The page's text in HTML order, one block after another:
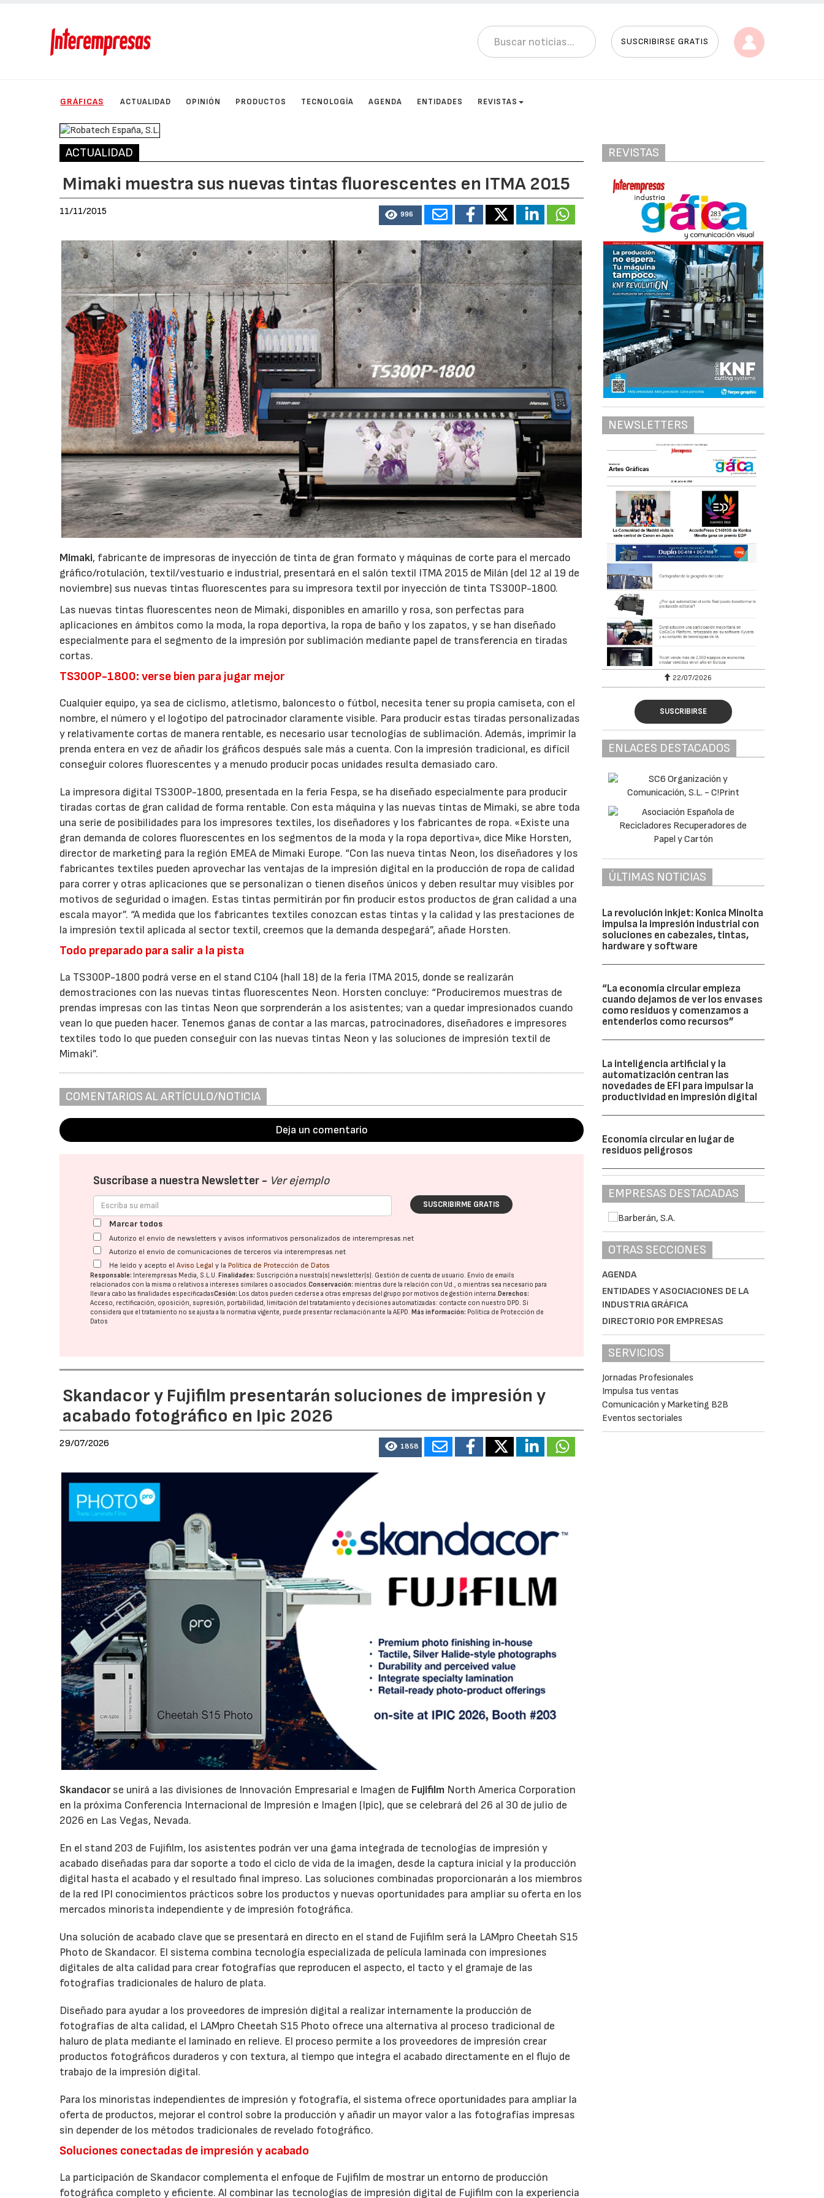
SUSCRIBIRSE GRATIS
GRÁFICAS ACTUALIDAD OPINIÓN PRODUCTOS TECNOLOGÍA AGENDA ENTIDADES REVISTAS
ACTUALIDAD
Mimaki muestra sus nuevas tintas fluorescentes en ITMA 2015
11/11/2015 996
Mimaki, fabricante de impresoras de inyección de tinta de gran formato y máquinas de corte para el mercado
gráfico/rotulación, textil/vestuario e industrial, presentará en el salón textil ITMA 2015 de Milán (del 12 al 19 de
noviembre) sus nuevas tintas fluorescentes para su impresora textil por inyección de tinta TS300P-1800.
Las nuevas tintas fluorescentes neon de Mimaki, disponibles en amarillo y rosa, son perfectas para
aplicaciones en ámbitos como la moda, la ropa deportiva, la ropa de baño y los zapatos, y se han diseñado
especialmente para el segmento de la impresión por sublimación mediante papel de transferencia en tiradas
cortas.
TS300P-1800: verse bien para jugar mejor
Cualquier equipo, ya sea de ciclismo, atletismo, baloncesto o fútbol, necesita tener su propia camiseta, con el
nombre, el número y el logotipo del patrocinador claramente visible. Para producir estas tiradas personalizadas
y relativamente cortas de manera rentable, es necesario usar tecnologías de sublimación. Además, imprimir la
prenda entera en vez de añadir los gráficos después sale más a cuenta. Con la impresión tradicional, es difícil
conseguir colores fluorescentes y a menudo producir pocas unidades resulta demasiado caro.
La impresora digital TS300P-1800, presentada en la feria Fespa, se ha diseñado especialmente para producir
tiradas cortas de gran calidad de forma rentable. Con esta máquina y las nuevas tintas de Mimaki, se abre toda
una serie de posibilidades para los impresores textiles, los diseñadores y los fabricantes de ropa. «Existe una
gran demanda de colores fluorescentes en los segmentos de la moda y la ropa deportiva», dice Mike Horsten,
director de marketing para la región EMEA de Mimaki Europe. “Con las nueva tintas Neon, los diseñadores y los
fabricantes textiles pueden aprovechar las ventajas de la impresión digital en la producción de ropa de calidad
para correr y otras aplicaciones que se personalizan o tienen diseños únicos y deben resultar muy visibles por
motivos de seguridad o imagen. Estas tintas permitirán por fin producir estos productos de gran calidad a una
escala mayor”. “A medida que los fabricantes textiles conozcan estas tintas y la calidad y las prestaciones de
la impresión textil aplicada al sector textil, creemos que la demanda despegará”, añade Horsten.
Todo preparado para salir a la pista
La TS300P-1800 podrá verse en el stand C104 (hall 18) de la feria ITMA 2015, donde se realizarán
demostraciones con las nuevas tintas fluorescentes Neon. Horsten concluye: “Produciremos muestras de
prendas impresas con las tintas Neon que sorprenderán a los asistentes; van a quedar impresionados cuando
vean lo que pueden hacer. Tenemos ganas de contar a las marcas, patrocinadores, diseñadores e impresores
textiles todo lo que pueden conseguir con las nuevas tintas Neon y las soluciones de impresión textil de
Mimaki”.
COMENTARIOS AL ARTÍCULO/NOTICIA
Deja un comentario
Suscríbase a nuestra Newsletter - Ver ejemplo
SUSCRIBIRME GRATIS
Marcar todos
Autorizo el envío de newsletters y avisos informativos personalizados de interempresas.net
Autorizo el envío de comunicaciones de terceros vía interempresas.net
He leído y acepto elAviso Legal y la Política de Protección de Datos
Responsable: Interempresas Media, S.L.U.Finalidades: Suscripción a nuestra(s) newsletter(s). Gestión de cuenta de usuario. Envío de emails
relacionados con la misma o relativos a intereses similares o asociados.Conservación: mientras dure la relación con Ud., o mientras sea necesario para
llevar a cabo las finalidades especificadasCesión: Los datos pueden cederse a otras empresas del grupo por motivos de gestión interna.Derechos:
Acceso, rectificación, oposición, supresión, portabilidad, limitación del tratatamiento y decisiones automatizadas: contacte con nuestro DPD. Si
considera que el tratamiento no se ajusta a la normativa vigente, puede presentar reclamación ante laAEPD.Más información: Política de Protección de
Datos
Skandacor y Fujifilm presentarán soluciones de impresión y
acabado fotográfico en Ipic 2026
29/07/2026 1858
Skandacorse unirá a las divisiones de Innovación Empresarial e Imagen de Fujifilm North America Corporation
en la próxima Conferencia Internacional de Impresión e Imagen (Ipic), que se celebrará del 26 al 30 de julio de
2026 en Las Vegas, Nevada.
En el stand 203 de Fujifilm, los asistentes podrán ver una gama integrada de tecnologías de impresión y
acabado diseñadas para dar soporte a todo el ciclo de vida de la imagen, desde la captura inicial y la producción
digital hasta el acabado y el resultado final impreso. Las soluciones combinadas proporcionarán a los miembros
de la red IPI conocimientos prácticos sobre los productos y nuevas oportunidades para ampliar su oferta en los
mercados minorista independiente y de impresión fotográfica.
Una solución de acabado clave que se presentará en directo en el stand de Fujifilm será la LAMpro Cheetah S15
Photo de Skandacor. El sistema combina tecnología especializada de película laminada con impresiones
digitales de alta calidad para crear fotografías que reproducen el aspecto, el tacto y el gramaje de las
fotografías tradicionales de haluro de plata.
Diseñado para ayudar a los proveedores de impresión digital a realizar internamente la producción de
fotografías de alta calidad, el LAMpro Cheetah S15 Photo ofrece una alternativa al proceso tradicional de
haluro de plata mediante el laminado en relieve. El proceso permite a los proveedores de impresión crear
productos fotográficos duraderos y con textura, al tiempo que integra el acabado directamente en el flujo de
trabajo de la impresión digital.
Para los minoristas independientes de impresión y fotografía, el sistema ofrece oportunidades para ampliar la
oferta de productos, mejorar el control sobre la producción y añadir un mayor valor a las fotografías impresas
sin depender de los métodos tradicionales de revelado fotográfico.
Soluciones conectadas de impresión y acabado
La participación de Skandacor complementa el enfoque de Fujifilm de mostrar un entorno de producción
fotográfica completo y eficiente. Al combinar las tecnologías de impresión digital de Fujifilm con la experiencia
REVISTAS
NEWSLETTERS
22/07/2026
SUSCRIBIRSE
ENLACES DESTACADOS
ÚLTIMAS NOTICIAS
La revolución inkjet: Konica Minolta
impulsa la impresión industrial con
soluciones en cabezales, tintas,
hardware y software
“La economía circular empieza
cuando dejamos de ver los envases
como residuos y comenzamos a
entenderlos como recursos”
La inteligencia artificial y la
automatización centran las
novedades de EFI para impulsar la
productividad en impresión digital
Economía circular en lugar de
residuos peligrosos
EMPRESAS DESTACADAS
OTRAS SECCIONES
AGENDA
ENTIDADES Y ASOCIACIONES DE LA
INDUSTRIA GRÁFICA
DIRECTORIO POR EMPRESAS
SERVICIOS
Jornadas Profesionales
Impulsa tus ventas
Comunicación y Marketing B2B
Eventos sectoriales